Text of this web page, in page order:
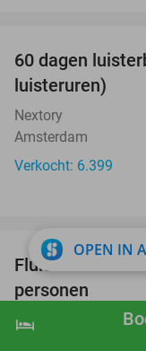
shopping_cart
hotel
60 dagen
luisteruren)
Nextory
Amsterdam
Verkocht: 6.399
Fluisterboot
personen
Museum
OPEN IN